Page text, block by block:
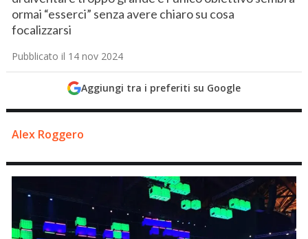
ormai “esserci” senza avere chiaro su cosa
focalizzarsi
Pubblicato il 14 nov 2024
Aggiungi tra i preferiti su Google
Alex Roggero